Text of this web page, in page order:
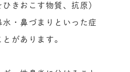
きおこす物質、抗原）
・鼻づまりといった症
があります。